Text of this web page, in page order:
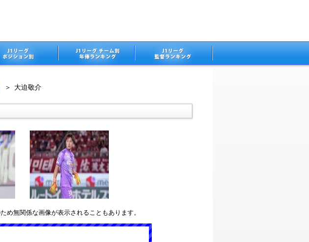
＞ 大迫敬介
無関係な画像が表示されることもあります。